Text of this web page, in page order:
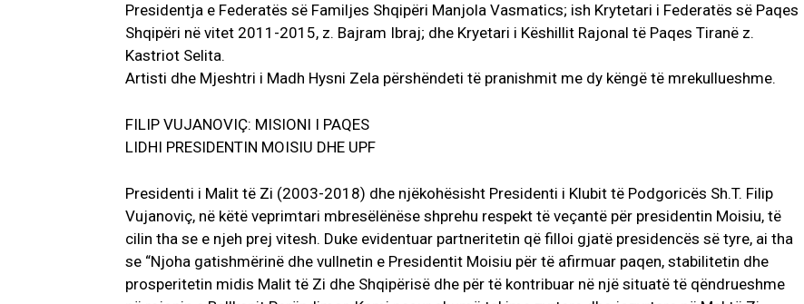
Presidentja e Federatës së Familjes Shqipëri Manjola Vasmatics; ish Krytetari i Federatës së Paqes
Shqipëri në vitet 2011-2015, z. Bajram Ibraj; dhe Kryetari i Këshillit Rajonal të Paqes Tiranë z.
Kastriot Selita.
Artisti dhe Mjeshtri i Madh Hysni Zela përshëndeti të pranishmit me dy këngë të mrekullueshme.
FILIP VUJANOVIÇ: MISIONI I PAQES
LIDHI PRESIDENTIN MOISIU DHE UPF
Presidenti i Malit të Zi (2003-2018) dhe njëkohësisht Presidenti i Klubit të Podgoricës Sh.T. Filip
Vujanoviç, në këtë veprimtari mbresëlënëse shprehu respekt të veçantë për presidentin Moisiu, të
cilin tha se e njeh prej vitesh. Duke evidentuar partneritetin që filloi gjatë presidencës së tyre, ai tha
se “Njoha gatishmërinë dhe vullnetin e Presidentit Moisiu për të afirmuar paqen, stabilitetin dhe
prosperitetin midis Malit të Zi dhe Shqipërisë dhe për të kontribuar në një situatë të qëndrueshme